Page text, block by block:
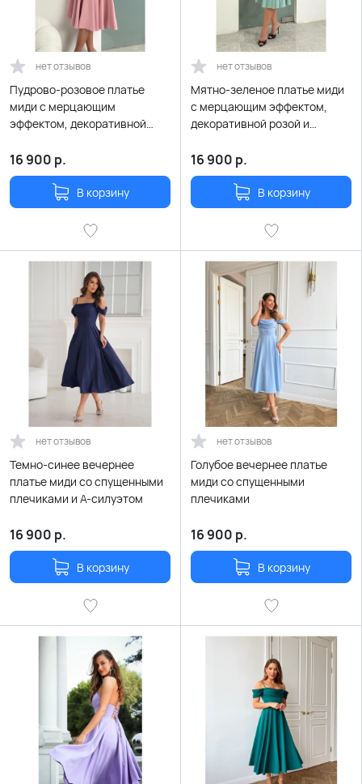
нет отзывов
Пудрово-розовое платье
миди с мерцающим
эффектом, декоративной
16 900 р.
В корзину
нет отзывов
Мятно-зеленое платье миди
с мерцающим эффектом,
декоративной розой и
16 900 р.
В корзину
нет отзывов
Темно-синее вечернее
платье миди со спущенными
плечиками и А-силуэтом
16 900 р.
В корзину
нет отзывов
Голубое вечернее платье
миди со спущенными
плечиками
16 900 р.
В корзину